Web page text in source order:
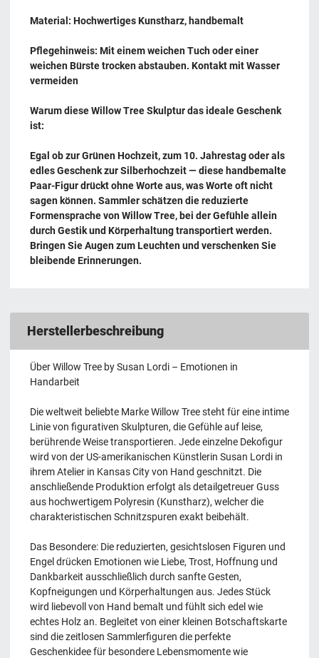
Material: Hochwertiges Kunstharz, handbemalt
Pflegehinweis: Mit einem weichen Tuch oder einer
weichen Bürste trocken abstauben. Kontakt mit Wasser
vermeiden
Warum diese Willow Tree Skulptur das ideale Geschenk
ist:
Egal ob zur Grünen Hochzeit, zum 10. Jahrestag oder als
edles Geschenk zur Silberhochzeit — diese handbemalte
Paar-Figur drückt ohne Worte aus, was Worte oft nicht
sagen können. Sammler schätzen die reduzierte
Formensprache von Willow Tree, bei der Gefühle allein
durch Gestik und Körperhaltung transportiert werden.
Bringen Sie Augen zum Leuchten und verschenken Sie
bleibende Erinnerungen.
Herstellerbeschreibung
Über Willow Tree by Susan Lordi – Emotionen in
Handarbeit
Die weltweit beliebte Marke Willow Tree steht für eine intime
Linie von figurativen Skulpturen, die Gefühle auf leise,
berührende Weise transportieren. Jede einzelne Dekofigur
wird von der US-amerikanischen Künstlerin Susan Lordi in
ihrem Atelier in Kansas City von Hand geschnitzt. Die
anschließende Produktion erfolgt als detailgetreuer Guss
aus hochwertigem Polyresin (Kunstharz), welcher die
charakteristischen Schnitzspuren exakt beibehält.
Das Besondere: Die reduzierten, gesichtslosen Figuren und
Engel drücken Emotionen wie Liebe, Trost, Hoffnung und
Dankbarkeit ausschließlich durch sanfte Gesten,
Kopfneigungen und Körperhaltungen aus. Jedes Stück
wird liebevoll von Hand bemalt und fühlt sich edel wie
echtes Holz an. Begleitet von einer kleinen Botschaftskarte
sind die zeitlosen Sammlerfiguren die perfekte
Geschenkidee für besondere Lebensmomente wie